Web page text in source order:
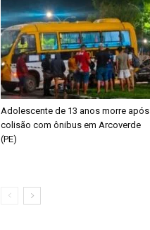
Adolescente de 13 anos morre após
colisão com ônibus em Arcoverde
(PE)